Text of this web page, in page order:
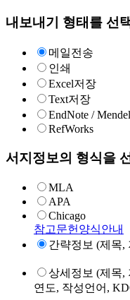
내보내기 형태를 선
메일전송
인쇄
Excel저장
Text저장
EndNote /
RefWorks
서지정보의 형식을
MLA
APA
Chicago
참고문헌양식안내
간략정보 (제목,
상세정보 (제목,
연도, 작성언어,